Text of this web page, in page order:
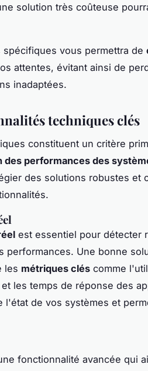
solution très coûteuse
vous permettra de
attentes, évitant ainsi de
inadaptées.
techniques clés
constituent un critère
des performances des
des solutions robustes et
est essentiel pour détecter
performances. Une bonne
les métriques clés comme
les temps de réponse des
l'état de vos systèmes et
fonctionnalité avancée qui